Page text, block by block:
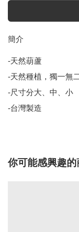
簡介
-天然葫蘆
-天然種植，獨一無
-尺寸分大、中、小
-台灣製造
你可能感興趣的